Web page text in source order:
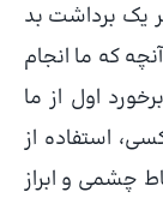
بر یک برداشت بد
که ما انجام
اول از ما
استفاده از
چشمی و ابراز